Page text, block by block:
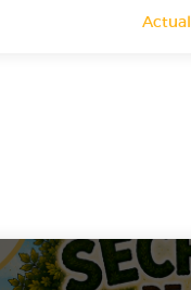
divertido basado
¿Te imaginas a un